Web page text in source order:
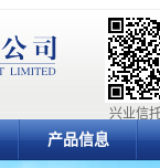
兴业信
产品信息